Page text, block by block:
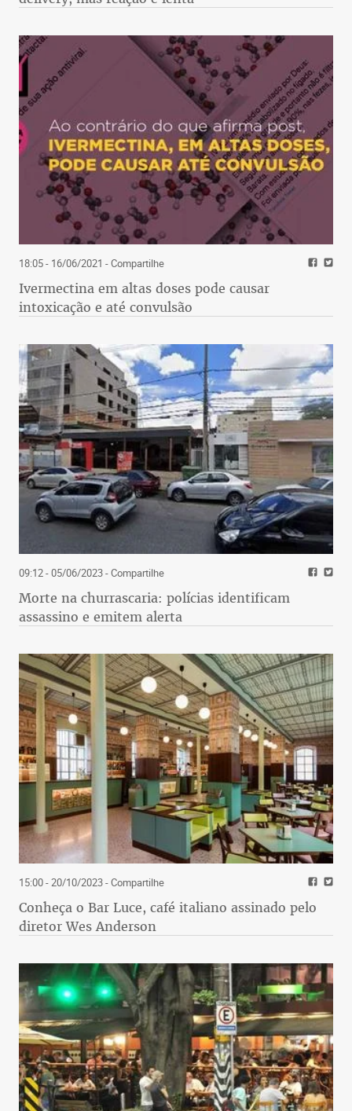
18:05 - 16/06/2021 - Compartilhe
Ivermectina em altas doses pode causar
intoxicação e até convulsão
09:12 - 05/06/2023- Compartilhe
Morte na churrascaria: polícias identificam
assassino e emitem alerta
15:00 - 20/10/2023- Compartilhe
Conheça o Bar Luce, café italiano assinado pelo
diretor Wes Anderson